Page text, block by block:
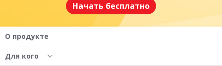
Начать бесплатно
О продукте
Для кого